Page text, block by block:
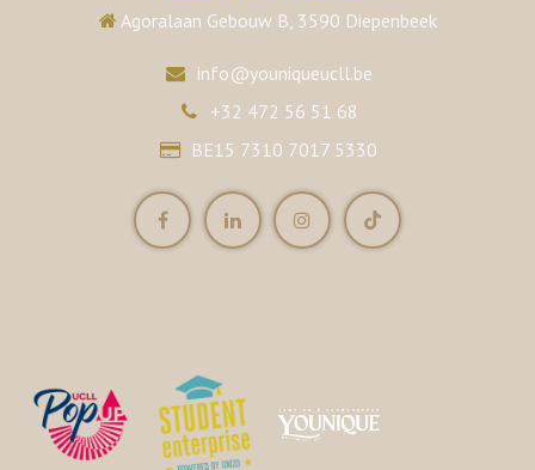
Agoralaan Gebouw B, 3590 Diepenbeek
info@youniqueucll.be
+32 472 56 51 68
BE15 7310 7017 5330